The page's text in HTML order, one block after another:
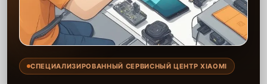
СПЕЦИАЛИЗИРОВАННЫЙ СЕРВИСНЫЙ ЦЕНТР XIAOMI